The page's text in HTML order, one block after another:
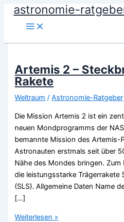
Zumastronomie-
Artemis 2 –
Rakete
Weltraum /Astronomie-Ratgeber
Die Mission Artemis 2 ist ein
neuen Mondprogramms der
bemannte Mission des Artemis-
Astronauten erstmals seit über
Nähe des Mondes bringen.
die leistungsstarke Trägerrakete
(SLS). Allgemeine Daten Name
[…]
Artemis
Weiterlesen »